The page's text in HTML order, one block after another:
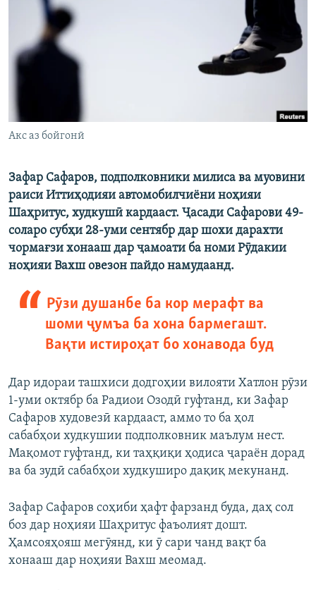
ГУЗОРИШҲОИ РАДИОӢ
Русский
ПАЙГИРӢ КУНЕД
Акс аз бойгонӣ
Зафар Сафаров, подполковники милиса ва муовини
раиси Иттиҳодияи автомобилчиёни ноҳияи
Шаҳритус, худкушӣ кардааст. Ҷасади Сафарови 49-
соларо субҳи 28-уми сентябр дар шохи дарахти
чормағзи хонааш дар ҷамоати ба номи Рӯдакии
ноҳияи Вахш овезон пайдо намудаанд.
Рӯзи душанбе ба кор мерафт ва
шоми ҷумъа ба хона бармегашт.
Вақти истироҳат бо хонавода буд
Дар идораи ташхиси додгоҳии вилояти Хатлон рӯзи
1-уми октябр ба Радиои Озодӣ гуфтанд, ки Зафар
Сафаров худовезӣ кардааст, аммо то ба ҳол
сабабҳои худкушии подполковник маълум нест.
Мақомот гуфтанд, ки таҳқиқи ҳодиса ҷараён дорад
ва ба зудӣ сабабҳои худкуширо дақиқ мекунанд.
Зафар Сафаров соҳиби ҳафт фарзанд буда, даҳ сол
боз дар ноҳияи Шаҳритус фаъолият дошт.
Ҳамсояҳояш мегӯянд, ки ӯ сари чанд вақт ба
хонааш дар ноҳияи Вахш меомад.